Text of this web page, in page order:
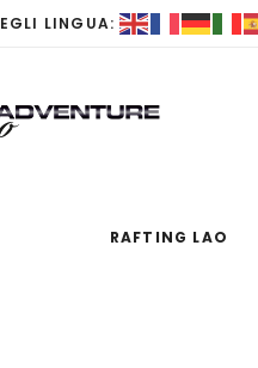
LINGUA:
RAFTING LAO